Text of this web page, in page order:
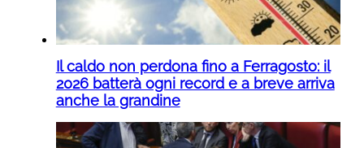
Il caldo non perdona fino a Ferragosto: il
2026 batterà ogni record e a breve arriva
anche la grandine